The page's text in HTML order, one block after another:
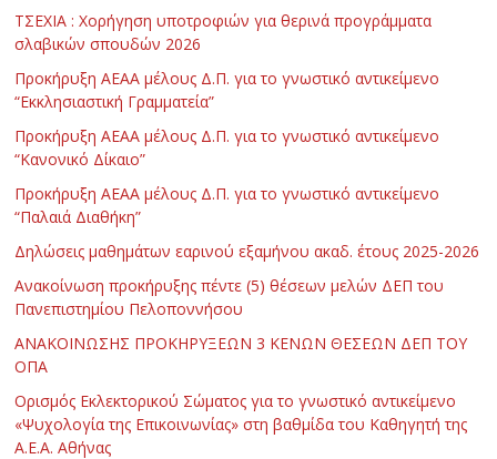
ΤΣΕΧΙΑ : Χορήγηση υποτροφιών για θερινά προγράμματα
σλαβικών σπουδών 2026
Προκήρυξη ΑΕΑΑ μέλους Δ.Π. για το γνωστικό αντικείμενο
“Εκκλησιαστική Γραμματεία”
Προκήρυξη ΑΕΑΑ μέλους Δ.Π. για το γνωστικό αντικείμενο
“Κανονικό Δίκαιο”
Προκήρυξη ΑΕΑΑ μέλους Δ.Π. για το γνωστικό αντικείμενο
“Παλαιά Διαθήκη”
Δηλώσεις μαθημάτων εαρινού εξαμήνου ακαδ. έτους 2025-2026
Ανακοίνωση προκήρυξης πέντε (5) θέσεων μελών ΔΕΠ του
Πανεπιστημίου Πελοποννήσου
ΑΝΑΚΟΙΝΩΣΗΣ ΠΡΟΚΗΡΥΞΕΩΝ 3 ΚΕΝΩΝ ΘΕΣΕΩΝ ΔΕΠ ΤΟΥ
ΟΠΑ
Ορισμός Εκλεκτορικού Σώματος για το γνωστικό αντικείμενο
«Ψυχολογία της Επικοινωνίας» στη βαθμίδα του Καθηγητή της
Α.Ε.Α. Αθήνας